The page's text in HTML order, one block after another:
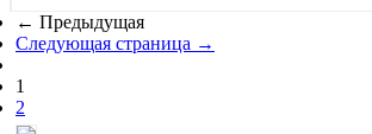
← Предыдущая
Следующая страница →
1
2